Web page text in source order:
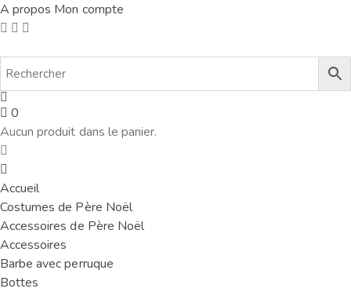
A propos Mon compte
0
Aucun produit dans le panier.
Accueil
Costumes de Père Noël
Accessoires de Père Noël
Accessoires
Barbe avec perruque
Bottes